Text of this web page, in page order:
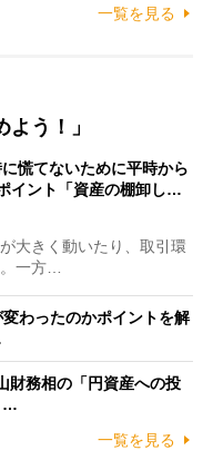
一覧を見る
う！」
に慌てないために平時から
イント「資産の棚卸し…
大きく動いたり、取引環
。一方…
わったのかポイントを解
財務相の「円資産への投
…
一覧を見る